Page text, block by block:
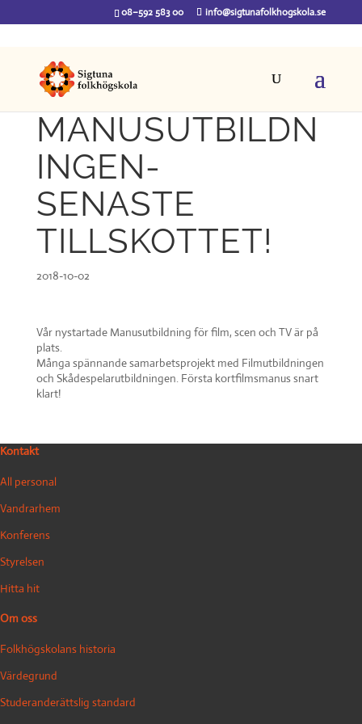
08–592 583 00 info@sigtunafolkhogskola.se
MANUSUTBILDN
INGEN-
SENASTE
TILLSKOTTET!
2018-10-02
Vår nystartade Manusutbildning för film, scen och TV är på
plats.
Många spännande samarbetsprojekt med Filmutbildningen
och Skådespelarutbildningen. Första kortfilmsmanus snart
klart!
Kontakt
All personal
Vandrarhem
Konferens
Styrelsen
Hitta hit
Om oss
Folkhögskolans historia
Värdegrund
Studeranderättslig standard